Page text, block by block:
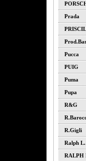
Prada
Pucca
PUIG
Puma
Pupa
R&G
R.gigli
Ralph L.
RALPH